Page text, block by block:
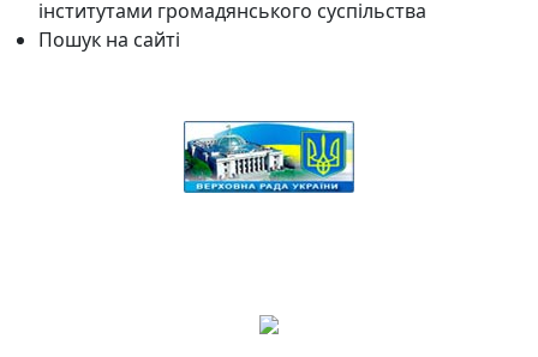
інститутами громадянського суспільства
Пошук на сайті